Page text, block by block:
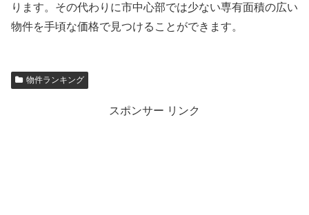
ります。その代わりに市中心部では少ない専有面積の広い
物件を手頃な価格で見つけることができます。
物件ランキング
スポンサー リンク